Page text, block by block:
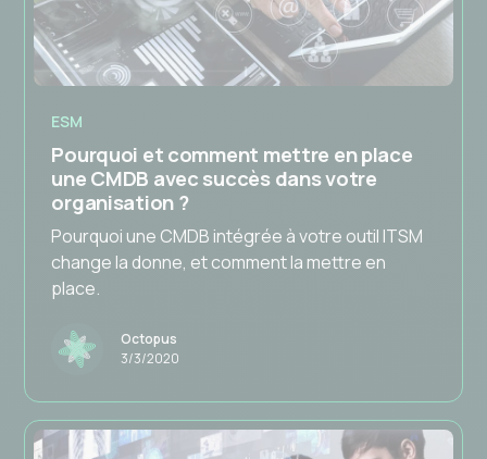
ESM
Pourquoi et comment mettre en place
une CMDB avec succès dans votre
organisation ?
Pourquoi une CMDB intégrée à votre outil ITSM
change la donne, et comment la mettre en
place.
Octopus
3/3/2020